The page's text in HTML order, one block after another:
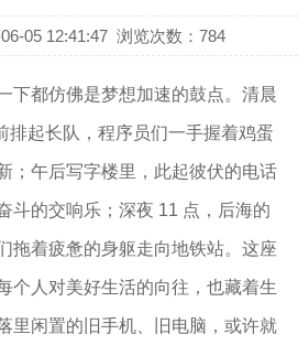
05 12:41:47 浏览次数：784
下都仿佛是梦想加速的鼓点。清晨
排起长队，程序员们一手握着鸡蛋
；午后写字楼里，此起彼伏的电话
斗的交响乐；深夜 11 点，后海的
拖着疲惫的身躯走向地铁站。这座
个人对美好生活的向往，也藏着生
里闲置的旧手机、旧电脑，或许就